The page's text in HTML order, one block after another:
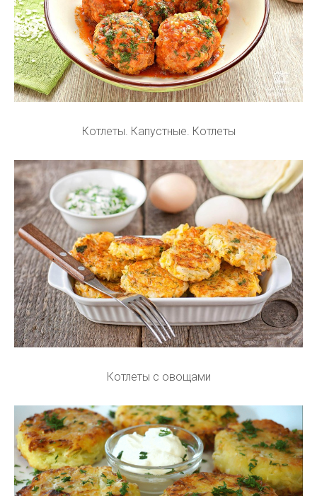
Котлеты. Капустные. Котлеты
Котлеты с овощами